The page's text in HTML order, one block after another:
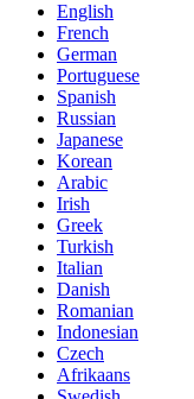
English
French
German
Portuguese
Spanish
Russian
Japanese
Korean
Arabic
Irish
Greek
Turkish
Italian
Danish
Romanian
Indonesian
Czech
Afrikaans